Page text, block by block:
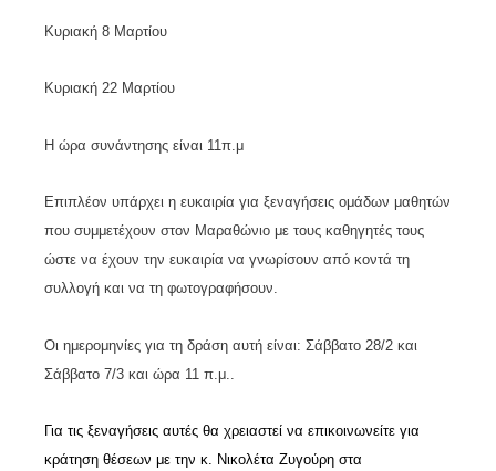
Κυριακή 8 Μαρτίου
Κυριακή 22 Μαρτίου
Η ώρα συνάντησης είναι 11π.μ
Επιπλέον υπάρχει η ευκαιρία για ξεναγήσεις ομάδων μαθητών
που συμμετέχουν στον Μαραθώνιο με τους καθηγητές τους
ώστε να έχουν την ευκαιρία να γνωρίσουν από κοντά τη
συλλογή και να τη φωτογραφήσουν.
Οι ημερομηνίες για τη δράση αυτή είναι: Σάββατο 28/2 και
Σάββατο 7/3 και ώρα 11 π.μ..
Για τις ξεναγήσεις αυτές θα χρειαστεί να επικοινωνείτε για
κράτηση θέσεων με την κ. Νικολέτα Ζυγούρη στα